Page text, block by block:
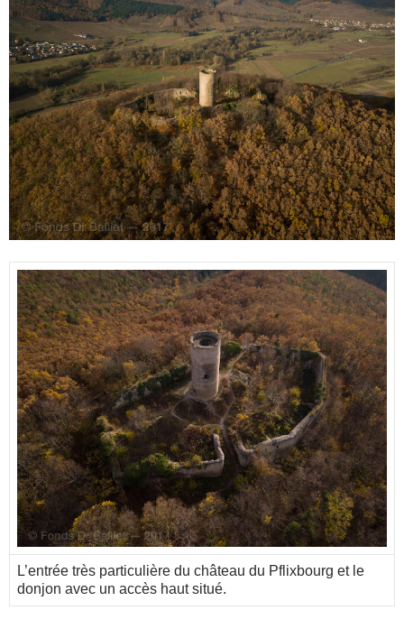
L’entrée très particulière du château du Pflixbourg et le
donjon avec un accès haut situé.